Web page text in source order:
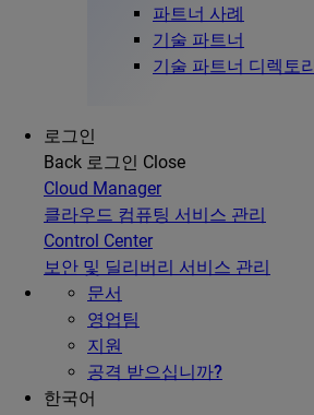
파트너 사례
기술 파트너
기술 파트너 디렉토리
로그인
Back 로그인 Close
Cloud Manager
클라우드 컴퓨팅 서비스 관리
Control Center
보안 및 딜리버리 서비스 관리
문서
영업팀
지원
공격 받으십니까?
한국어